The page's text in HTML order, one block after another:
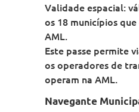
Validade espacial:
os 18 municípios
AML.
Este passe permite
os operadores de
operam na AML.
Navegante